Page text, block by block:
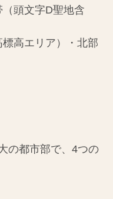
頭文字D聖地含
高エリア）・北部
の都市部で、4つの